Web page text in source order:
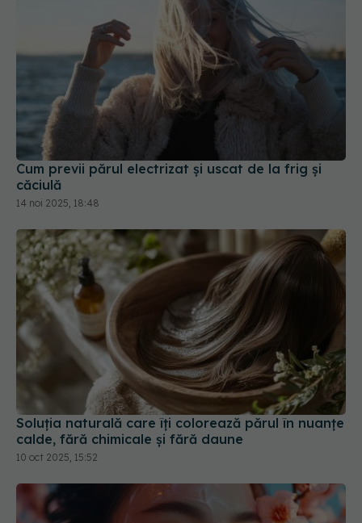
Cum previi părul electrizat și uscat de la frig și
căciulă
14 noi 2025, 18:48
Soluția naturală care îți colorează părul în nuanțe
calde, fără chimicale și fără daune
10 oct 2025, 15:52